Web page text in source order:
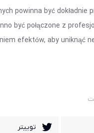
powinna być dokładnie
być połączone z
efektów, aby uniknąć
توییتر